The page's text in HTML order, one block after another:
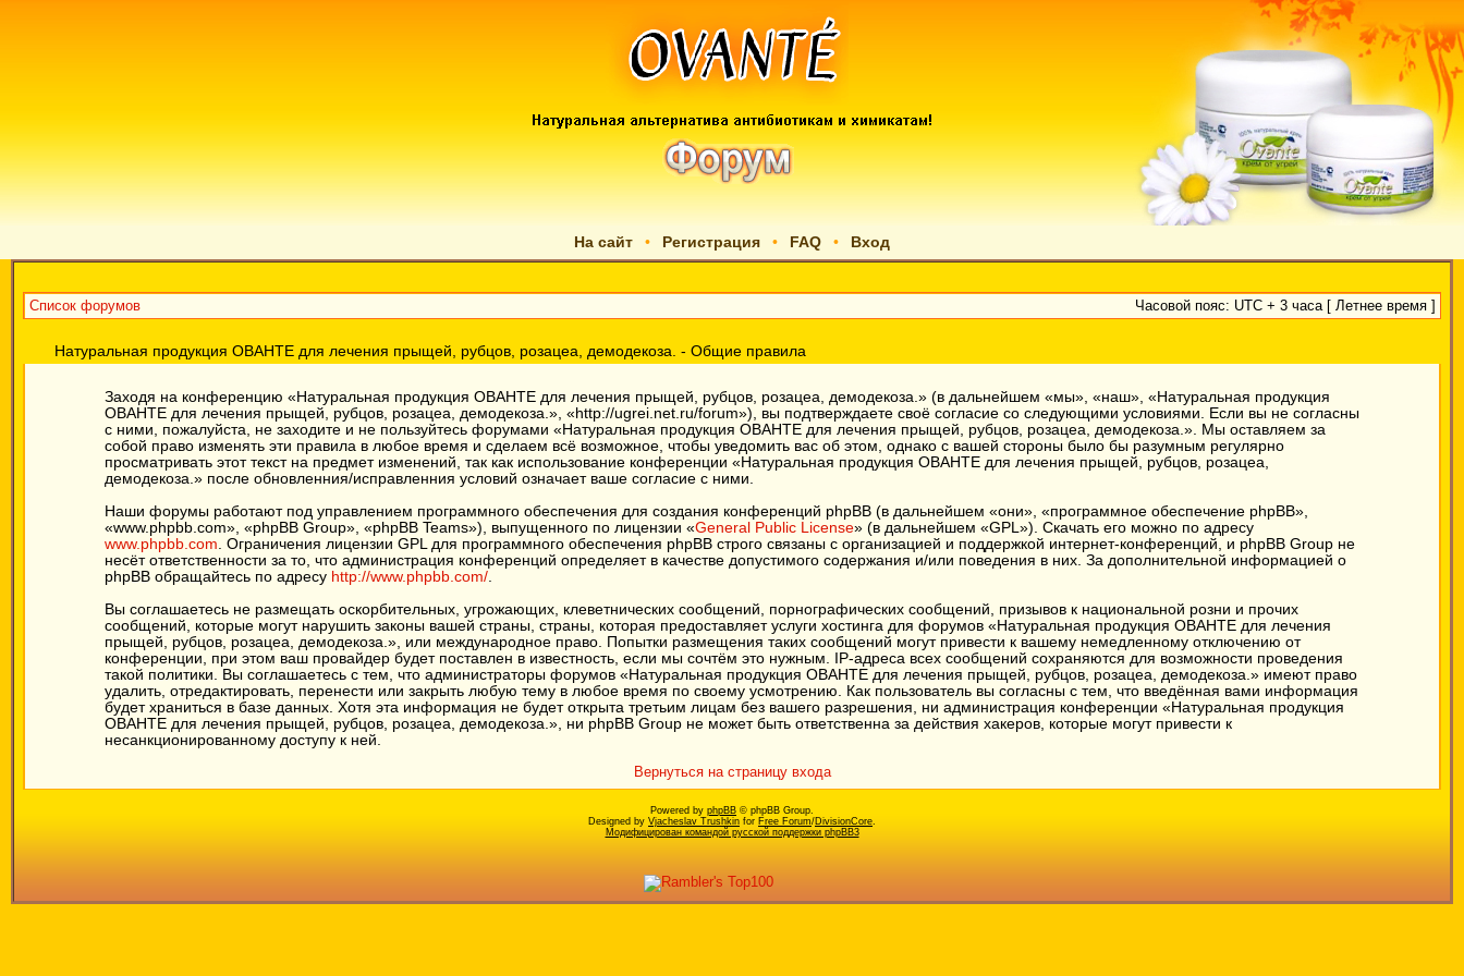
На сайт • Регистрация • FAQ • Вход
Список форумов Часовой пояс: UTC + 3 часа [ Летнее время ]
Натуральная продукция ОВАНТЕ для лечения прыщей, рубцов, розацеа, демодекоза. - Общие правила
Заходя на конференцию «Натуральная продукция ОВАНТЕ для лечения прыщей, рубцов, розацеа, демодекоза.» (в дальнейшем «мы», «наш», «Натуральная продукция
ОВАНТЕ для лечения прыщей, рубцов, розацеа, демодекоза.», «http://ugrei.net.ru/forum»), вы подтверждаете своё согласие со следующими условиями. Если вы не согласны
с ними, пожалуйста, не заходите и не пользуйтесь форумами «Натуральная продукция ОВАНТЕ для лечения прыщей, рубцов, розацеа, демодекоза.». Мы оставляем за
собой право изменять эти правила в любое время и сделаем всё возможное, чтобы уведомить вас об этом, однако с вашей стороны было бы разумным регулярно
просматривать этот текст на предмет изменений, так как использование конференции «Натуральная продукция ОВАНТЕ для лечения прыщей, рубцов, розацеа,
демодекоза.» после обновленния/исправленния условий означает ваше согласие с ними.
Наши форумы работают под управлением программного обеспечения для создания конференций phpBB (в дальнейшем «они», «программное обеспечение phpBB»,
«www.phpbb.com», «phpBB Group», «phpBB Teams»), выпущенного по лицензии «General Public License» (в дальнейшем «GPL»). Скачать его можно по адресу
www.phpbb.com. Ограничения лицензии GPL для программного обеспечения phpBB строго связаны с организацией и поддержкой интернет-конференций, и phpBB Group не
несёт ответственности за то, что администрация конференций определяет в качестве допустимого содержания и/или поведения в них. За дополнительной информацией о
phpBB обращайтесь по адресу http://www.phpbb.com/.
Вы соглашаетесь не размещать оскорбительных, угрожающих, клеветнических сообщений, порнографических сообщений, призывов к национальной розни и прочих
сообщений, которые могут нарушить законы вашей страны, страны, которая предоставляет услуги хостинга для форумов «Натуральная продукция ОВАНТЕ для лечения
прыщей, рубцов, розацеа, демодекоза.», или международное право. Попытки размещения таких сообщений могут привести к вашему немедленному отключению от
конференции, при этом ваш провайдер будет поставлен в известность, если мы сочтём это нужным. IP-адреса всех сообщений сохраняются для возможности проведения
такой политики. Вы соглашаетесь с тем, что администраторы форумов «Натуральная продукция ОВАНТЕ для лечения прыщей, рубцов, розацеа, демодекоза.» имеют право
удалить, отредактировать, перенести или закрыть любую тему в любое время по своему усмотрению. Как пользователь вы согласны с тем, что введённая вами информация
будет храниться в базе данных. Хотя эта информация не будет открыта третьим лицам без вашего разрешения, ни администрация конференции «Натуральная продукция
ОВАНТЕ для лечения прыщей, рубцов, розацеа, демодекоза.», ни phpBB Group не может быть ответственна за действия хакеров, которые могут привести к
несанкционированному доступу к ней.
Вернуться на страницу входа
Powered by phpBB © phpBB Group.
Designed by Vjacheslav Trushkin for Free Forum/DivisionCore.
Модифицирован командой русской поддержки phpBB3